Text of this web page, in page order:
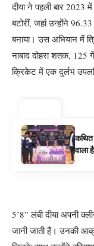
दीया ने पहली बार 2023
बटोरीं, जहां उन्होंने
बनाया। उस अभियान में
नाबाद दोहरा शतक,
क्रिकेट में एक दुर्लभ
कथित
वाला
5’8” लंबी दीया अपनी
जानी जाती हैं। उनकी